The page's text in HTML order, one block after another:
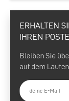
ERHALTEN
IHREN
Bleiben Sie
auf dem